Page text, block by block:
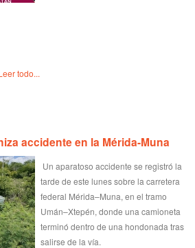
todo...
accidente en la Mérida-Muna
Un aparatoso accidente se registró la
tarde de este lunes sobre la carretera
federal Mérida–Muna, en el tramo
Umán–Xtepén, donde una camioneta
terminó dentro de una hondonada tras
salirse de la vía.